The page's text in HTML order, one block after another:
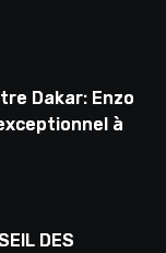
Dakar: Enzo
à
DES